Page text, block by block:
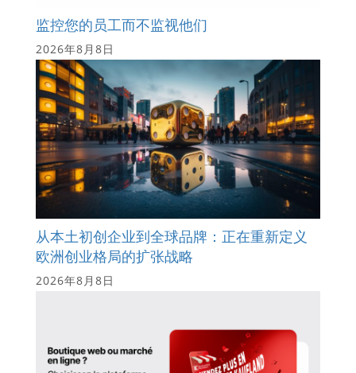
监控您的员工而不监视他们
2026年8月8日
从本土初创企业到全球品牌：正在重新定义
欧洲创业格局的扩张战略
2026年8月8日